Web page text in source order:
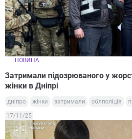
НОВИНА
Затримали підозрюваного у
жінки в Дніпрі
дніпро жінки затримали облполіція
17/11/25